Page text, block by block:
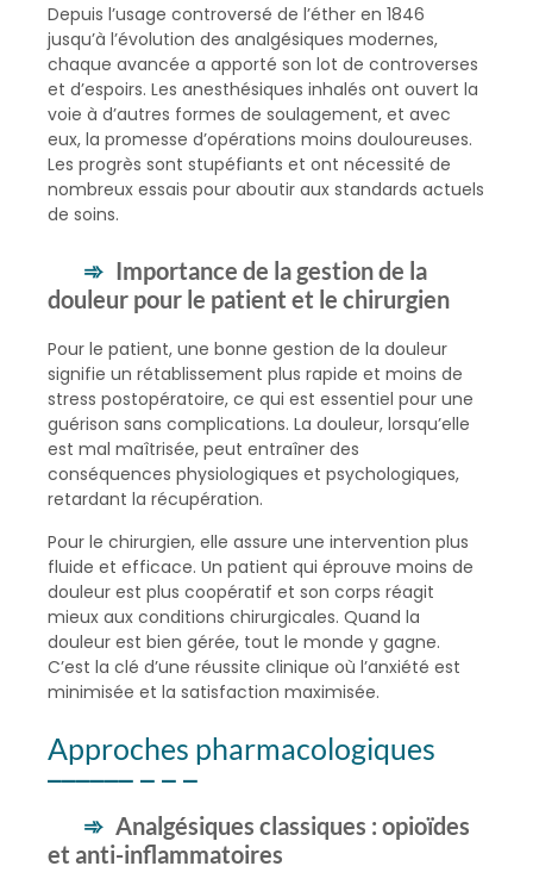
Depuis l’usage controversé de l’éther en 1846
jusqu’à l’évolution des analgésiques modernes,
chaque avancée a apporté son lot de controverses
et d’espoirs. Les anesthésiques inhalés ont ouvert la
voie à d’autres formes de soulagement, et avec
eux, la promesse d’opérations moins douloureuses.
Les progrès sont stupéfiants et ont nécessité de
nombreux essais pour aboutir aux standards actuels
de soins.
Importance de la gestion de la
douleur pour le patient et le chirurgien
Pour le patient, une bonne gestion de la douleur
signifie un rétablissement plus rapide et moins de
stress postopératoire, ce qui est essentiel pour une
guérison sans complications. La douleur, lorsqu’elle
est mal maîtrisée, peut entraîner des
conséquences physiologiques et psychologiques,
retardant la récupération.
Pour le chirurgien, elle assure une intervention plus
fluide et efficace. Un patient qui éprouve moins de
douleur est plus coopératif et son corps réagit
mieux aux conditions chirurgicales. Quand la
douleur est bien gérée, tout le monde y gagne.
C’est la clé d’une réussite clinique où l’anxiété est
minimisée et la satisfaction maximisée.
Approches pharmacologiques
Analgésiques classiques : opioïdes
et anti-inflammatoires